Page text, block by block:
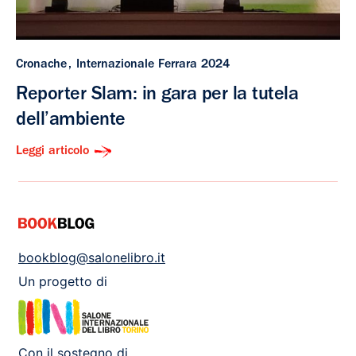
Cronache Internazionale Ferrara 2024
Reporter Slam: in gara per la tutela
dell’ambiente
Leggi articolo
bookblog@salonelibro.it
Un progetto di